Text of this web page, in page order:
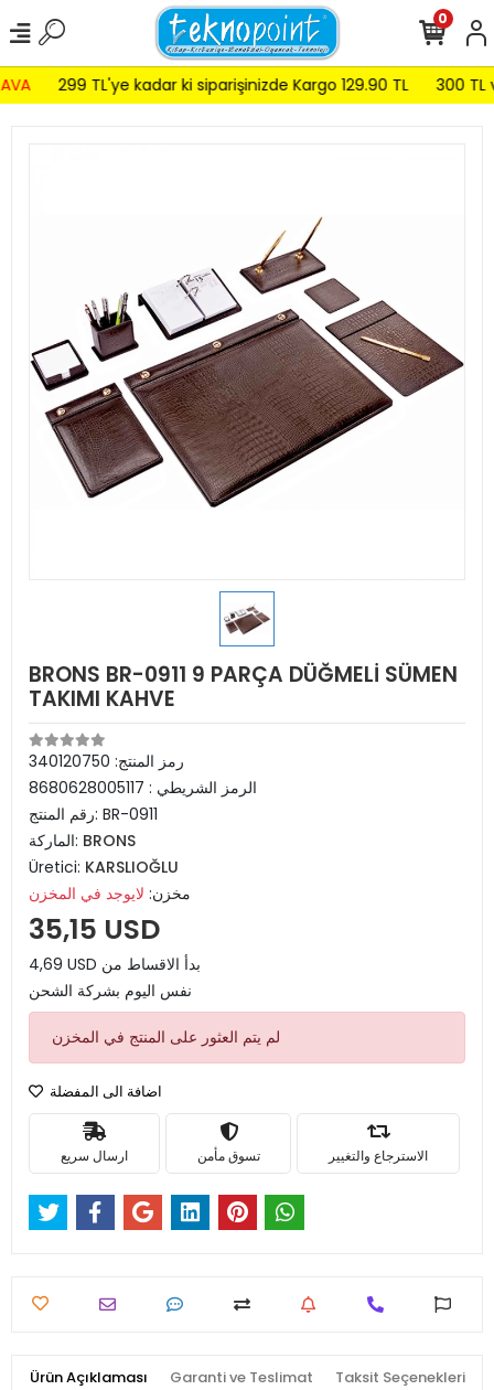
299 TL'ye kadar ki siparişinizde Kargo 129.90 TL 300 TL
0
BRONS BR-0911 9 PARÇA DÜĞMELİ SÜMEN
TAKIMI KAHVE
رمز المنتج: 340120750
الرمز الشريطي : 8680628005117
رقم المنتج: BR-0911
الماركة: BRONS
Üretici: KARSLIOĞLU
مخزن: لايوجد في المخزن
35,15 USD
4,69 USD بدأ الاقساط من
نفس اليوم بشركة الشحن
لم يتم العثور على المنتج في المخزن
اضافة الى المفضلة
ارسال سريع تسوق مأمن الاسترجاع والتغيير
Ürün Açıklaması Garanti ve Teslimat Taksit Seçenekleri